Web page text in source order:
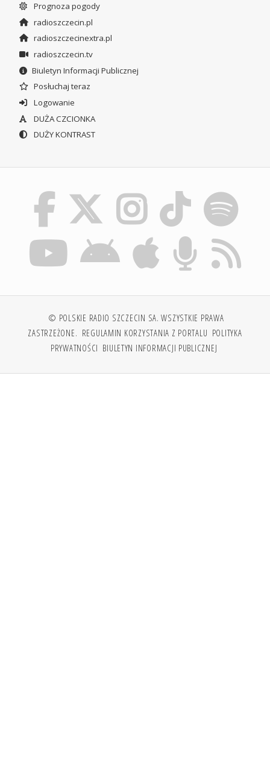
Prognoza pogody
radioszczecin.pl
radioszczecinextra.pl
radioszczecin.tv
Biuletyn Informacji Publicznej
Posłuchaj teraz
Logowanie
DUŻA CZCIONKA
DUŻY KONTRAST
© POLSKIE RADIO SZCZECIN SA. WSZYSTKIE PRAWA
ZASTRZEŻONE. REGULAMIN KORZYSTANIA Z PORTALU POLITYKA
PRYWATNOŚCI BIULETYN INFORMACJI PUBLICZNEJ